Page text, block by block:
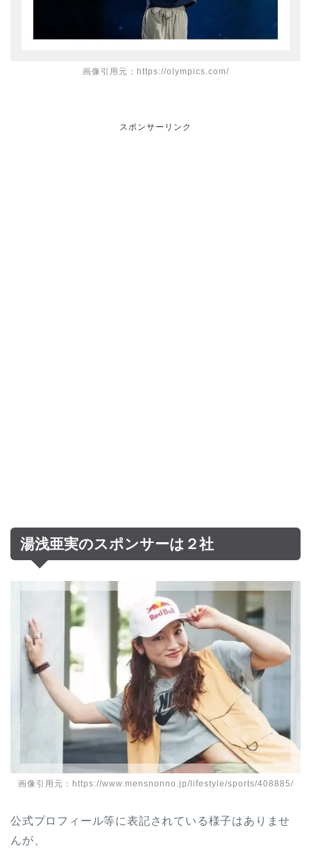
画像引用元：https://olympics.com/
スポンサーリンク
湯浅亜実のスポンサーは２社
画像引用元：https://www.mensnonno.jp/lifestyle/sports/408885/
公式プロフィール等に表記されている様子はありませ
んが、